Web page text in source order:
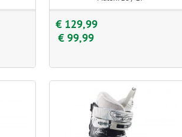
€ 129,99
€ 99,99